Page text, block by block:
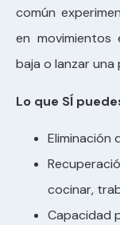
común
en movimientos
baja o lanzar una
Lo que SÍ
Eliminación
cocinar,
Capacidad